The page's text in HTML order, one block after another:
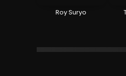
Roy Suryo